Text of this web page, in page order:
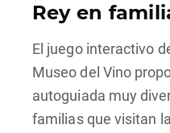
Rey en
El juego interactivo
Museo del Vino
autoguiada muy
familias que visitan